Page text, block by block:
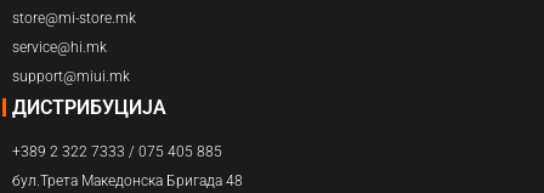
store@mi-store.mk
service@hi.mk
support@miui.mk
ДИСТРИБУЦИЈА
+389 2 322 7333 / 075 405 885
бул.Трета Македонска Бригада 48